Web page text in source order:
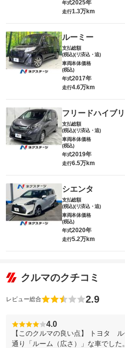
年式2025年
走行1.3万km
ルーミー
支払総額
(税込)(リ済込・追)
車両本体価格
(税込)
年式2017年
走行4.6万km
フリードハイブ
支払総額
(税込)(リ済込・追)
車両本体価格
(税込)
年式2019年
走行6.5万km
シエンタ
支払総額
(税込)(リ済込・追)
車両本体価格
(税込)
年式2020年
走行5.2万km
クルマのクチコミ
レビュー総合 2.9
4.0
【このクルマの良い点】 トヨタ
通り「ルーム（広さ）」な車でした